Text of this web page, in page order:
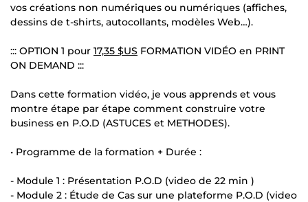
vos créations non numériques ou numériques (affiches,
dessins de t-shirts, autocollants, modèles Web…).
::: OPTION 1 pour 17,35 $US FORMATION VIDÉO en PRINT
ON DEMAND :::
Dans cette formation vidéo, je vous apprends et vous
montre étape par étape comment construire votre
business en P.O.D (ASTUCES et METHODES).
• Programme de la formation + Durée :
- Module 1 : Présentation P.O.D (video de 22 min )
- Module 2 : Étude de Cas sur une plateforme P.O.D (video